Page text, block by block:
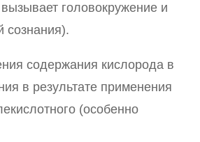
головокружение и
сознания).
содержания кислорода в
в результате применения
(особенно